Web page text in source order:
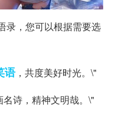
录，您可以根据需要选
语，共度美好时光。\"
名诗，精神文明哉。\"